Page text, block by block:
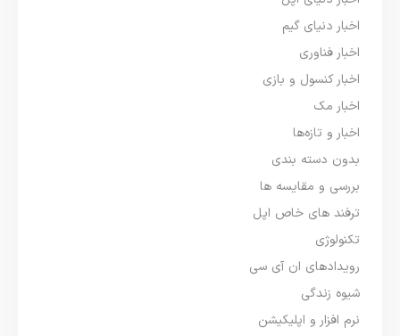
اخبار دنیای گیم
اخبار فناوری
اخبار کنسول و بازی
اخبار مک
اخبار و تازه‌ها
بدون دسته بندی
بررسی و مقایسه ها
ترفند های خاص اپل
تکنولوژی
رویدادهای ان آی سی
شیوه زندگی
نرم افزار و اپلیکیشن